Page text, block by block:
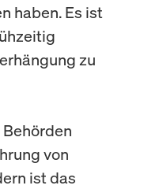
haben. Es ist
zu
von
ist das